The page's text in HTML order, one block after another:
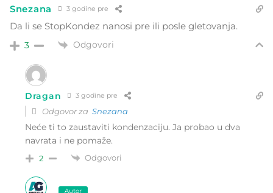
Snezana 3 godine pre
Da li se StopKondez nanosi pre ili posle gletovanja.
3 Odgovori
Dragan 3 godine pre
Odgovor za Snezana
Neće ti to zaustaviti kondenzaciju. Ja probao u dva
navrata i ne pomaže.
2 Odgovori
Autor